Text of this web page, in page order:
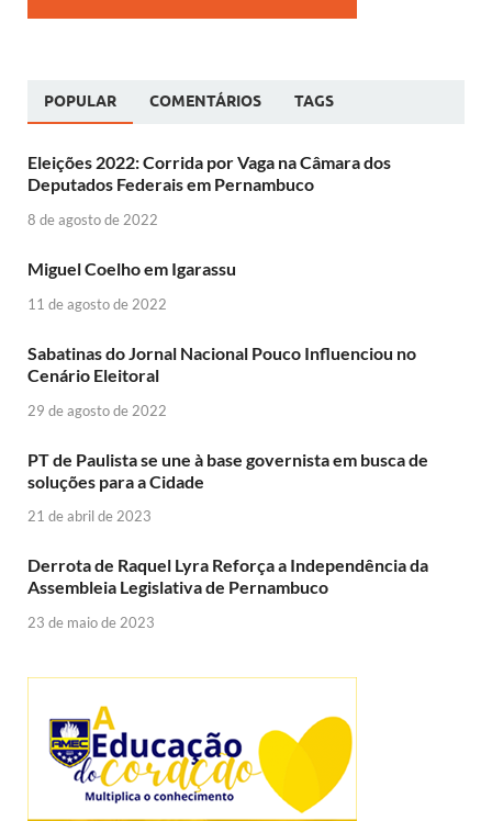
POPULAR COMENTÁRIOS TAGS
Eleições 2022: Corrida por Vaga na Câmara dos
Deputados Federais em Pernambuco
8 de agosto de 2022
Miguel Coelho em Igarassu
11 de agosto de 2022
Sabatinas do Jornal Nacional Pouco Influenciou no
Cenário Eleitoral
29 de agosto de 2022
PT de Paulista se une à base governista em busca de
soluções para a Cidade
21 de abril de 2023
Derrota de Raquel Lyra Reforça a Independência da
Assembleia Legislativa de Pernambuco
23 de maio de 2023